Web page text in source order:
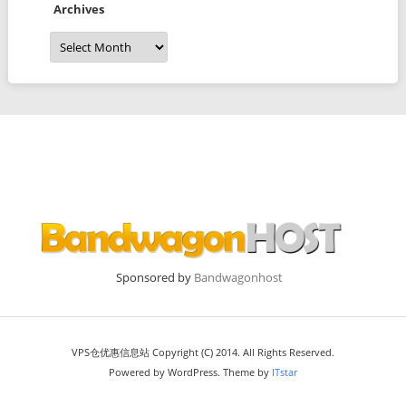
Archives
Archives
Sponsored by Bandwagonhost
VPS仓优惠信息站 Copyright (C) 2014. All Rights Reserved.
Powered by WordPress. Theme by ITstar